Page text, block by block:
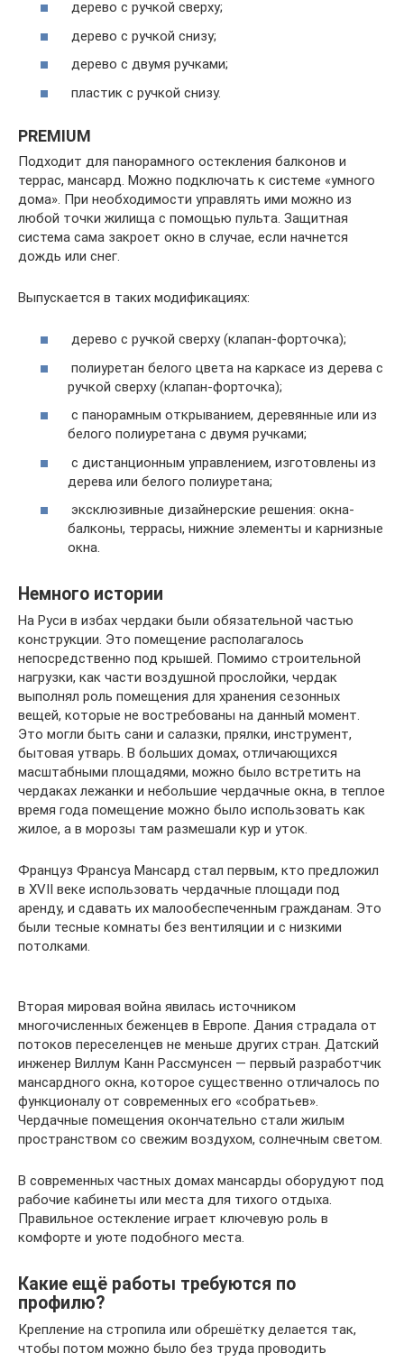
дерево с ручкой сверху;
дерево с ручкой снизу;
дерево с двумя ручками;
пластик с ручкой снизу.
PREMIUM
Подходит для панорамного остекления балконов и
террас, мансард. Можно подключать к системе «умного
дома». При необходимости управлять ими можно из
любой точки жилища с помощью пульта. Защитная
система сама закроет окно в случае, если начнется
дождь или снег.
Выпускается в таких модификациях:
дерево с ручкой сверху (клапан-форточка);
полиуретан белого цвета на каркасе из дерева с
ручкой сверху (клапан-форточка);
с панорамным открыванием, деревянные или из
белого полиуретана с двумя ручками;
с дистанционным управлением, изготовлены из
дерева или белого полиуретана;
эксклюзивные дизайнерские решения: окна-
балконы, террасы, нижние элементы и карнизные
окна.
Немного истории
На Руси в избах чердаки были обязательной частью
конструкции. Это помещение располагалось
непосредственно под крышей. Помимо строительной
нагрузки, как части воздушной прослойки, чердак
выполнял роль помещения для хранения сезонных
вещей, которые не востребованы на данный момент.
Это могли быть сани и салазки, прялки, инструмент,
бытовая утварь. В больших домах, отличающихся
масштабными площадями, можно было встретить на
чердаках лежанки и небольшие чердачные окна, в теплое
время года помещение можно было использовать как
жилое, а в морозы там размешали кур и уток.
Француз Франсуа Мансард стал первым, кто предложил
в XVII веке использовать чердачные площади под
аренду, и сдавать их малообеспеченным гражданам. Это
были тесные комнаты без вентиляции и с низкими
потолками.
Вторая мировая война явилась источником
многочисленных беженцев в Европе. Дания страдала от
потоков переселенцев не меньше других стран. Датский
инженер Виллум Канн Рассмунсен — первый разработчик
мансардного окна, которое существенно отличалось по
функционалу от современных его «собратьев».
Чердачные помещения окончательно стали жилым
пространством со свежим воздухом, солнечным светом.
В современных частных домах мансарды оборудуют под
рабочие кабинеты или места для тихого отдыха.
Правильное остекление играет ключевую роль в
комфорте и уюте подобного места.
Какие ещё работы требуются по
профилю?
Крепление на стропила или обрешётку делается так,
чтобы потом можно было без труда проводить